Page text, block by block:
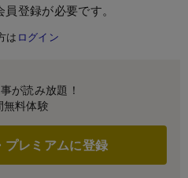
登録が必要です。
は ログイン
が読み放題！
無料体験
プレミアムに登録